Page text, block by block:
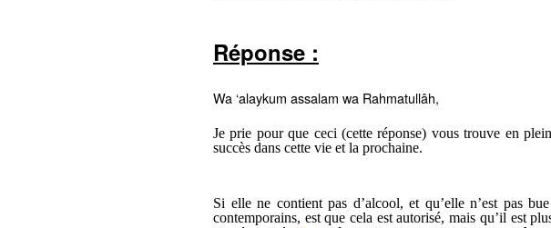
Réponse :
Wa ‘alaykum assalam wa Rahmatullâh,
Je prie pour que ceci (cette réponse) vous trouve en
succès dans cette vie et la prochaine.
Si elle ne contient pas d’alcool, et qu’elle n’est pas
contemporains, est que cela est autorisé, mais qu’il est